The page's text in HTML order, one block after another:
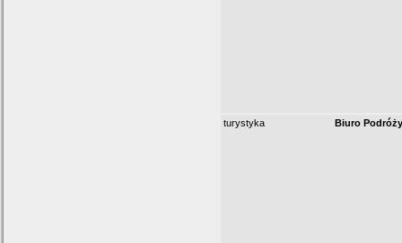
turystyka Biuro